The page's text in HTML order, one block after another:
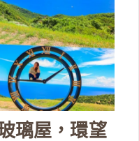
璃屋，環望